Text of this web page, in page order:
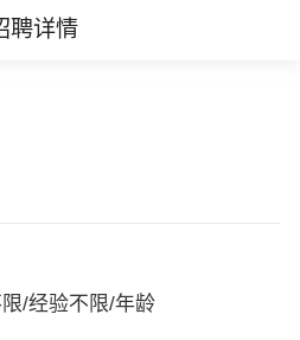
聘详情
/经验不限/年龄